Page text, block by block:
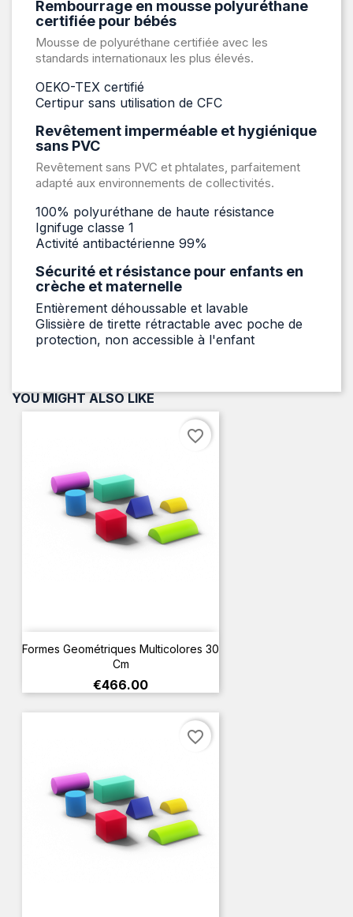
Rembourrage en mousse polyuréthane
certifiée pour bébés
Mousse de polyuréthane certifiée avec les
standards internationaux les plus élevés.
OEKO-TEX certifié
Certipur sans utilisation de CFC
Revêtement imperméable et hygiénique
sans PVC
Revêtement sans PVC et phtalates, parfaitement
adapté aux environnements de collectivités.
100% polyuréthane de haute résistance
Ignifuge classe 1
Activité antibactérienne 99%
Sécurité et résistance pour enfants en
crèche et maternelle
Entièrement déhoussable et lavable
Glissière de tirette rétractable avec poche de
protection, non accessible à l'enfant
YOU MIGHT ALSO LIKE
Formes Geométriques Multicolores 30
Cm
Price
€466.00
favorite_border
favorite_border